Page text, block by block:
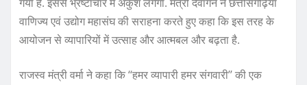
गया है. इससे भ्रष्टाचार में अंकुश लगेगा. मंत्री देवांगन ने छत्तीसगढ़िया
वाणिज्य एवं उद्योग महासंघ की सराहना करते हुए कहा कि इस तरह के
आयोजन से व्यापारियों में उत्साह और आत्मबल और बढ़ता है.
राजस्व मंत्री वर्मा ने कहा कि ‘‘हमर व्यापारी हमर संगवारी’’ की एक